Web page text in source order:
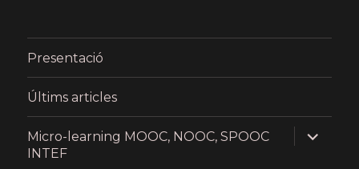
Presentació
Últims articles
Micro-learning MOOC, NOOC, SPOOC
INTEF
expand
child